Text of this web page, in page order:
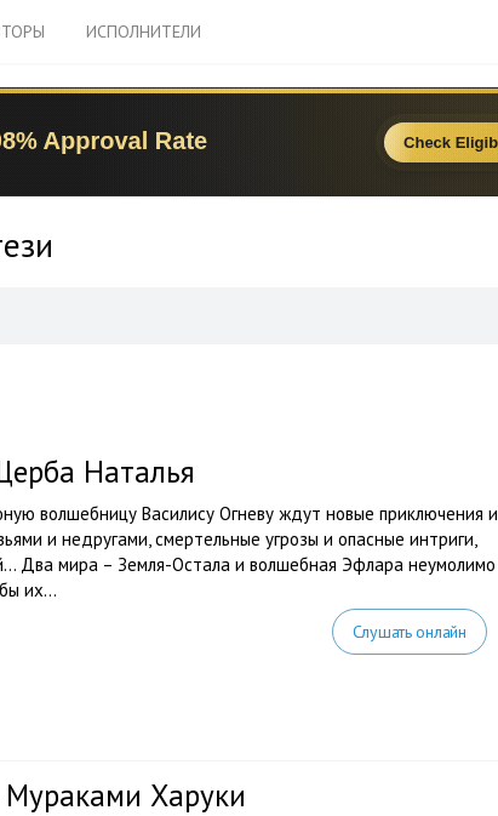
ИСПОЛНИТЕЛИ
Наталья
волшебницу Василису Огневу ждут новые приключения и
и недругами, смертельные угрозы и опасные интриги,
Два мира – Земля-Остала и волшебная Эфлара неумолимо
их...
Слушать онлайн
Харуки